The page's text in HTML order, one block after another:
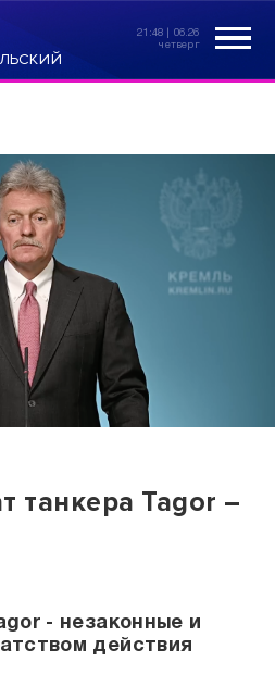
21:48 | 06.26
четверг
танкера Tagor –
- незаконные и
действия